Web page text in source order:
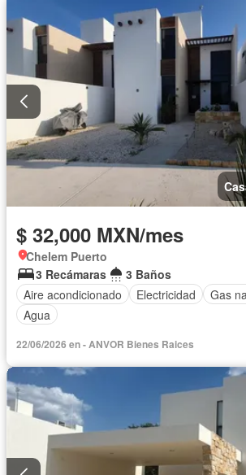
$ 32,000 MXN/mes
Chelem Puerto
3 Recámaras
3 Baños
Aire acondicionado
Electricidad Gas
Agua
22/06/2026 en - ANVOR Bienes Raices